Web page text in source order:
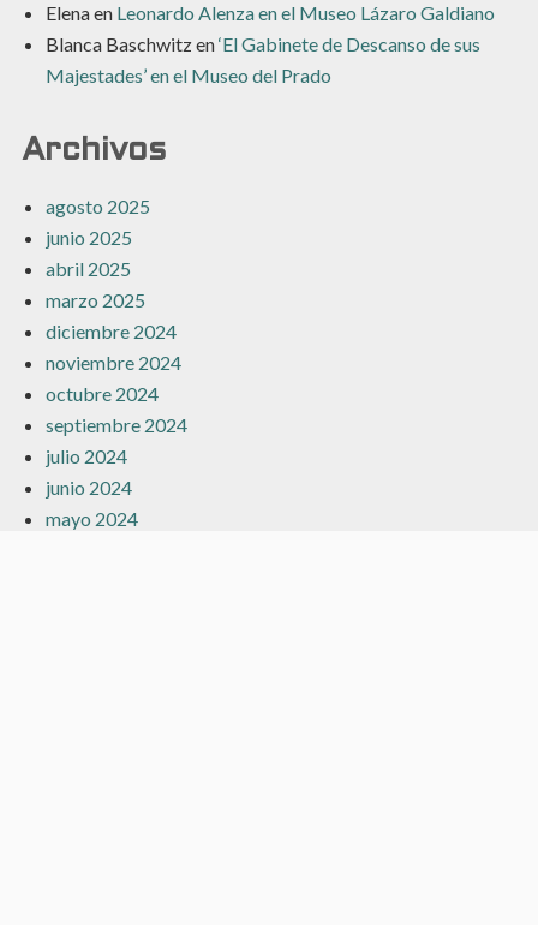
Elenaen Leonardo Alenza en el Museo Lázaro Galdiano
Blanca Baschwitzen‘El Gabinete de Descanso de sus
Majestades’ en el Museo del Prado
Archivos
agosto 2025
junio 2025
abril 2025
marzo 2025
diciembre 2024
noviembre 2024
octubre 2024
septiembre 2024
julio 2024
junio 2024
mayo 2024